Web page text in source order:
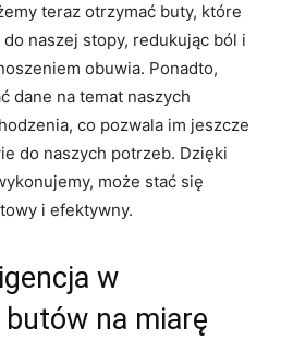
teraz otrzymać buty,​ które
naszej​ stopy, redukując ból i
⁣obuwia.⁢ Ponadto,
dane na ‌temat naszych
co ⁣pozwala im jeszcze
do naszych potrzeb. Dzięki⁣
‍może stać się⁤
‍i efektywny.
w
na miarę